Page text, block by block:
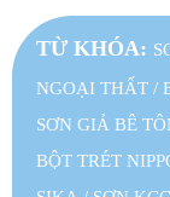
TỪ KHÓA:
NGOẠI THẤT /
SƠN GIẢ BÊ
BỘT TRÉT